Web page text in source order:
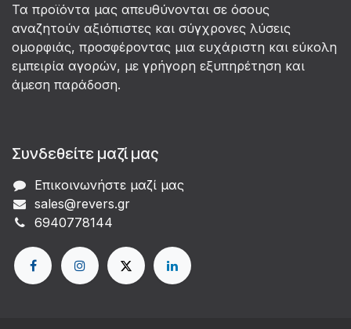
Τα προϊόντα μας απευθύνονται σε όσους
αναζητούν αξιόπιστες και σύγχρονες λύσεις
ομορφιάς, προσφέροντας μια ευχάριστη και εύκολη
εμπειρία αγορών, με γρήγορη εξυπηρέτηση και
άμεση παράδοση.
Συνδεθείτε μαζί μας
Επικοινωνήστε μαζί μας
sales@revers.gr
6940778144